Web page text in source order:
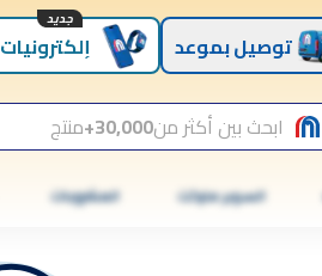
توصيل بموعد إلكترونيات
جديد
ابحث بين أكثر من30,000+ منتج
السوبر ماركت المشروبات